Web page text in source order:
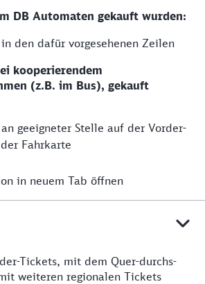
DB Automaten gekauft wurden:
den dafür vorgesehenen Zeilen
kooperierendem
(z.B. im Bus), gekauft
geeigneter Stelle auf der Vorder-
Fahrkarte
in neuem Tab öffnen
Tickets, mit dem Quer-durchs-
weiteren regionalen Tickets